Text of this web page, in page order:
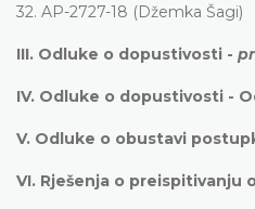
32. AP-2727-18 (Džemka Šagi)
III. Odluke o dopustivosti -
IV. Odluke o dopustivosti -
V. Odluke o obustavi
VI. Rješenja o preispitivanju